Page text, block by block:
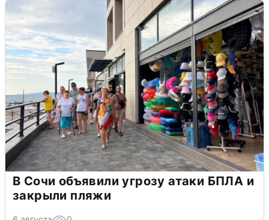
В Сочи объявили угрозу атаки БПЛА и
закрыли пляжи